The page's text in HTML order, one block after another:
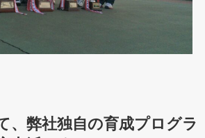
、弊社独自の育成プログラ